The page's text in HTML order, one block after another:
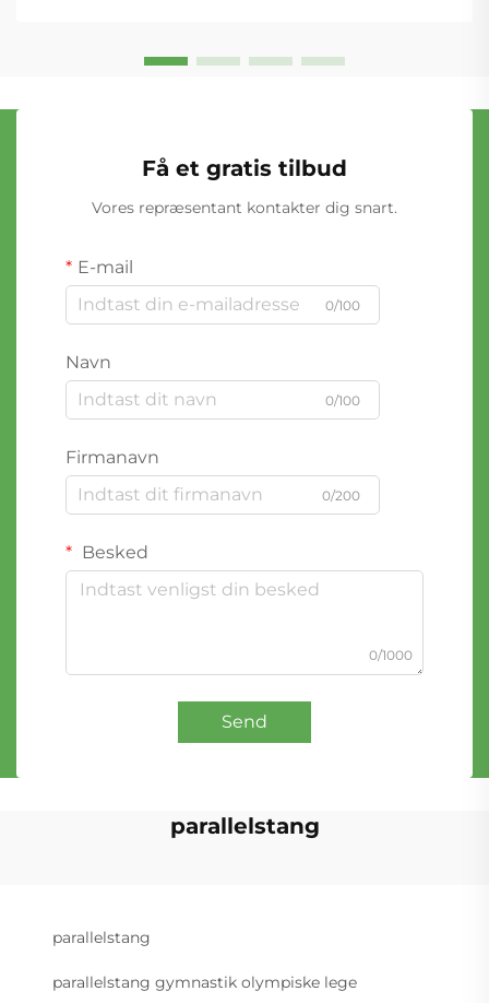
Få et gratis tilbud
Vores repræsentant kontakter dig snart.
E-mail
0/100
Navn
0/100
Firmanavn
0/200
Besked
0/1000
Send
parallelstang
parallelstang
parallelstang gymnastik olympiske lege